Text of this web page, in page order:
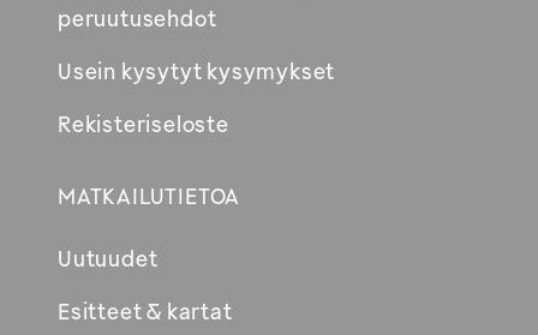
peruutusehdot
Usein kysytyt kysymykset
Rekisteriseloste
MATKAILUTIETOA
Uutuudet
Esitteet & kartat